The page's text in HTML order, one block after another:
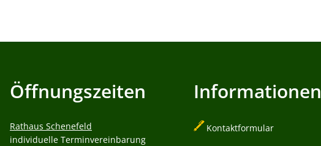
Öffnungszeiten
Rathaus Schenefeld
individuelle Terminvereinbarung
Informationen
Kontaktformular